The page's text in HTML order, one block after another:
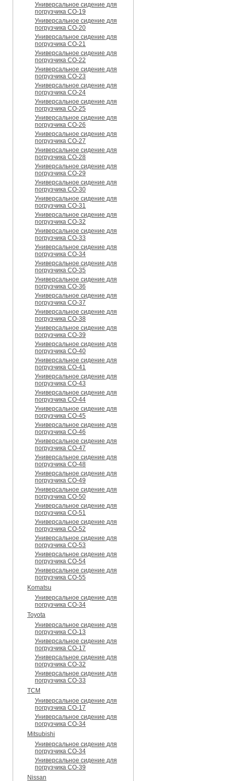
Универсальное сидение для
погрузчика CO-19
Универсальное сидение для
погрузчика CO-20
Универсальное сидение для
погрузчика CO-21
Универсальное сидение для
погрузчика CO-22
Универсальное сидение для
погрузчика CO-23
Универсальное сидение для
погрузчика CO-24
Универсальное сидение для
погрузчика CO-25
Универсальное сидение для
погрузчика CO-26
Универсальное сидение для
погрузчика CO-27
Универсальное сидение для
погрузчика CO-28
Универсальное сидение для
погрузчика CO-29
Универсальное сидение для
погрузчика CO-30
Универсальное сидение для
погрузчика CO-31
Универсальное сидение для
погрузчика CO-32
Универсальное сидение для
погрузчика CO-33
Универсальное сидение для
погрузчика CO-34
Универсальное сидение для
погрузчика CO-35
Универсальное сидение для
погрузчика CO-36
Универсальное сидение для
погрузчика CO-37
Универсальное сидение для
погрузчика CO-38
Универсальное сидение для
погрузчика CO-39
Универсальное сидение для
погрузчика CO-40
Универсальное сидение для
погрузчика CO-41
Универсальное сидение для
погрузчика CO-43
Универсальное сидение для
погрузчика CO-44
Универсальное сидение для
погрузчика CO-45
Универсальное сидение для
погрузчика CO-46
Универсальное сидение для
погрузчика CO-47
Универсальное сидение для
погрузчика CO-48
Универсальное сидение для
погрузчика CO-49
Универсальное сидение для
погрузчика CO-50
Универсальное сидение для
погрузчика CO-51
Универсальное сидение для
погрузчика CO-52
Универсальное сидение для
погрузчика CO-53
Универсальное сидение для
погрузчика CO-54
Универсальное сидение для
погрузчика CO-55
Komatsu
Универсальное сидение для
погрузчика CO-34
Toyota
Универсальное сидение для
погрузчика CO-13
Универсальное сидение для
погрузчика CO-17
Универсальное сидение для
погрузчика CO-32
Универсальное сидение для
погрузчика CO-33
TCM
Универсальное сидение для
погрузчика CO-17
Универсальное сидение для
погрузчика CO-34
Mitsubishi
Универсальное сидение для
погрузчика CO-34
Универсальное сидение для
погрузчика CO-39
Nissan